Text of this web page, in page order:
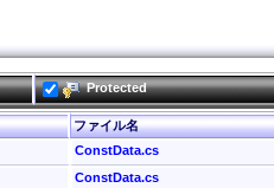
Protected
ファイル名
ConstData.cs
ConstData.cs